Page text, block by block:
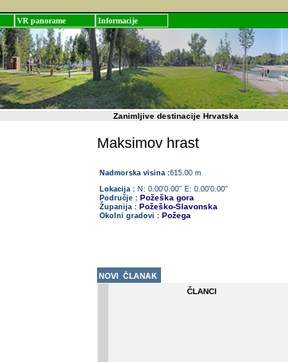
VR panorame Informacije
Zanimljive destinacije Hrvatska
Maksimov hrast
Nadmorska visina :615.00 m
Lokacija : N: 0.00'0.00'' E: 0.00'0.00''
Područje : Požeška gora
Županija : Požeško-Slavonska
Okolni gradovi : Požega
ČLANCI